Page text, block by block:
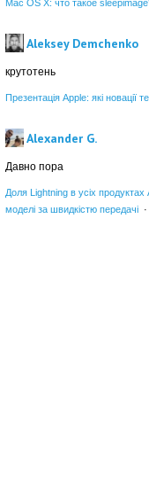
Mac OS X: что такое
Aleksey Demchenko
крутотень
Презентація Apple: які новації
Alexander G.
Давно пора
Доля Lightning в усіх
моделі за швидкістю передачі ·